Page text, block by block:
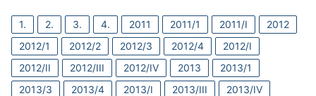
1. 2. 3. 4. 2011 2011/1 2011/I
2012
2012/1
2012/2 2012/3 2012/4
2012/I
2012/II
2012/III 2012/IV 2013
2013/1
2013/3
2013/4 2013/I 2013/III
2013/IV